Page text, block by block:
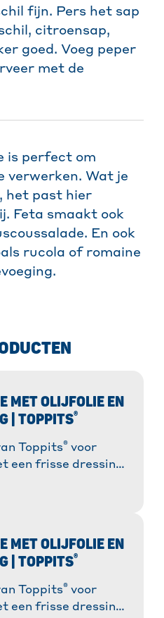
fijn. Pers het sap
citroensap,
goed. Voeg peper
met de
is perfect om
verwerken. Wat je
het past hier
Feta smaakt ook
En ook
rucola of romaine
MET OLIJFOLIE EN
| TOPPITS®
Toppits® voor
een frisse dressing!
MET OLIJFOLIE EN
| TOPPITS®
Toppits® voor
een frisse dressing!